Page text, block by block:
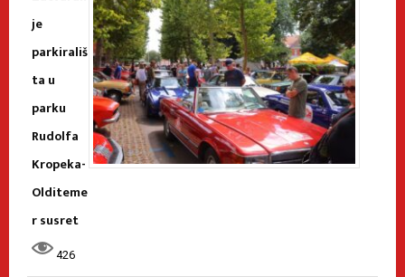
je
parkirališ
ta u
parku
Rudolfa
Kropeka-
Olditeme
r susret
426